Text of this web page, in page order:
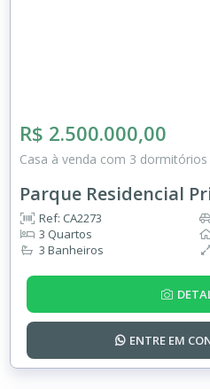
R$ 2.500.000,00
Casa à venda com 3 dormitórios
Parque Residencial
Ref: CA2273
3 Quartos
3 Banheiros
ENTRE EM